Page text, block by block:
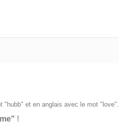
"hubb" et en anglais avec le mot "love".
!